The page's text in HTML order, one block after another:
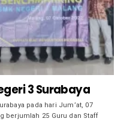
3 Surabaya
pada hari Jum’at, 07
berjumlah 25 Guru dan Staff